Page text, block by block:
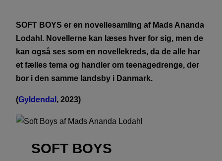
SOFT BOYS er en novellesamling af Mads Ananda
Lodahl. Novellerne kan læses hver for sig, men de
kan også ses som en novellekreds, da de alle har
et fælles tema og handler om teenagedrenge, der
bor i den samme landsby i Danmark.
(Gyldendal , 2023)
SOFT BOYS